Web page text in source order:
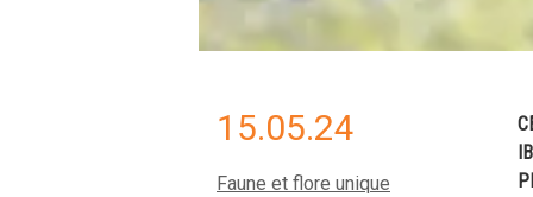
15.05.24
Faune et flore unique